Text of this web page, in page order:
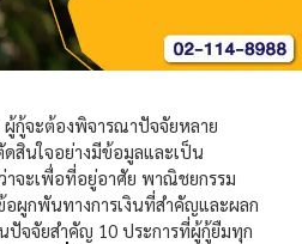
ผู้กู้จะต้องพิจารณาปัจจัยหลาย
สินใจอย่างมีข้อมูลและเป็น
าจะเพื่อที่อยู่อาศัย พาณิชยกรรม
อผูกพันทางการเงินที่สำคัญและผลก
จจัยสำคัญ 10 ประการที่ผู้กู้ยืมทุก